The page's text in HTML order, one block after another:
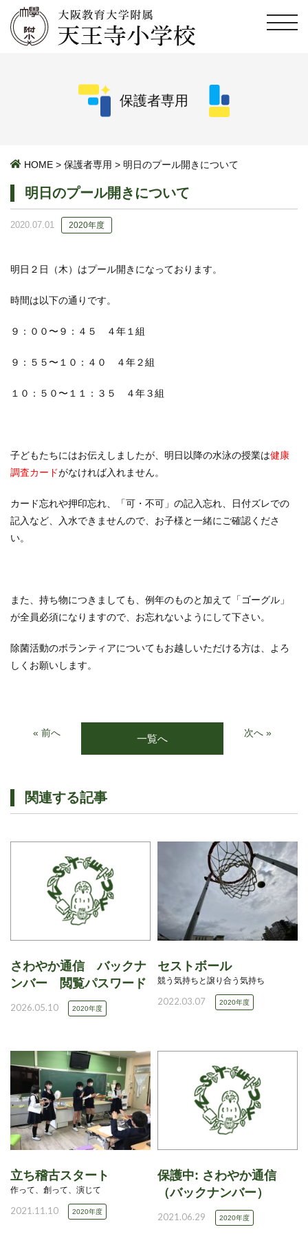
保護者専用
HOME > 保護者専用 > 明日のプール開きについて
明日のプール開きについて
2020.07.01 2020年度
明日２日（木）はプール開きになっております。
時間は以下の通りです。
９：００〜９：４５ ４年１組
９：５５〜１０：４０ ４年２組
１０：５０〜１１：３５ ４年３組
子どもたちにはお伝えしましたが、明日以降の水泳の授業は健康
調査カードがなければ入れません。
カード忘れや押印忘れ、「可・不可」の記入忘れ、日付ズレでの
記入など、入水できませんので、お子様と一緒にご確認くださ
い。
また、持ち物につきましても、例年のものと加えて「ゴーグル」
が全員必須になりますので、お忘れないようにして下さい。
除菌活動のボランティアについてもお越しいただける方は、よろ
しくお願いします。
« 前へ 一覧へ 次へ »
関連する記事
さわやか通信 バックナ
ンバー 閲覧パスワード
2026.05.10 2020年度
セストボール
競う気持ちと譲り合う気持ち
2022.03.07 2020年度
立ち稽古スタート
作って、創って、演じて
2021.11.10 2020年度
保護中: さわやか通信
（バックナンバー）
2021.06.29 2020年度